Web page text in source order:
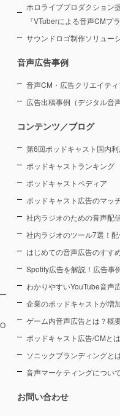
ホロライブプロダクション
『VTuberによる音声CMプラ
サウンドロゴ制作ソリュー
音声広告事例
音声CM・広告クリエイテ
広告出稿事例（デジタル音
コンテンツ／ブログ
第6回ポッドキャスト国内
ポッドキャストランキング
ポッドキャストペディア
ポッドキャスト広告のマッ
社内ラジオのための音声配
社内ラジオのツール7選！
はじめての音声広告のすす
Spotify広告を解説！広告事
わかりやすいYouTube音声
企業のポッドキャストが増
ゲーム内音声広告とは？概
ポッドキャスト広告/CMと
ソニックブランディングと
音声マーケティングについ
お問い合わせ